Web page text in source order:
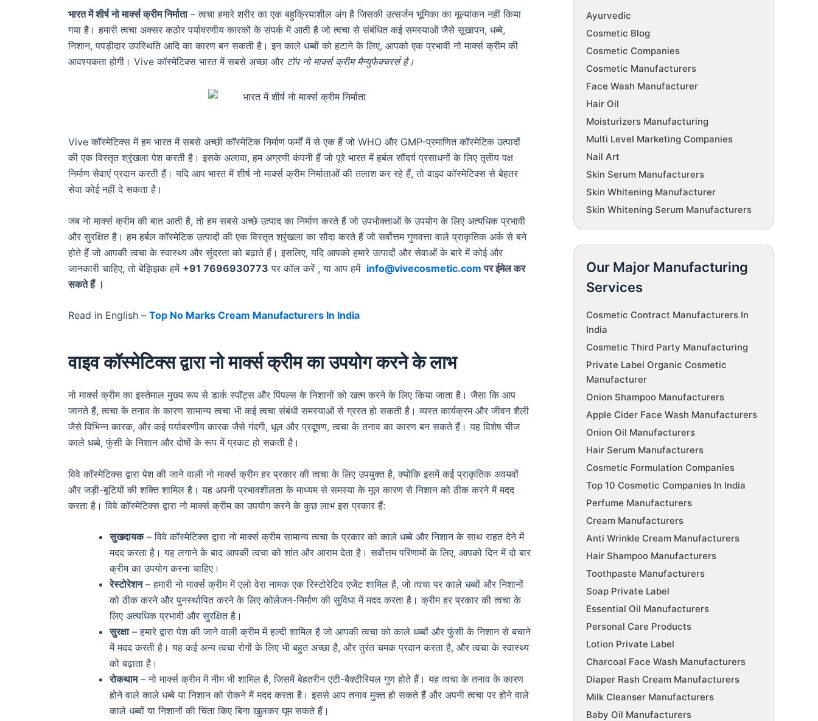
भारत में शीर्ष नो मार्क्स क्रीम निर्माता– त्वचा हमारे शरीर का एक बहुक्रियाशील अंग है जिसकी उत्सर्जन भूमिका का मूल्यांकन नहीं किया
गया है। हमारी त्वचा अक्सर कठोर पर्यावरणीय कारकों के संपर्क में आती है जो त्वचा से संबंधित कई समस्याओं जैसे सूखापन, धब्बे,
निशान, पपड़ीदार उपस्थिति आदि का कारण बन सकती है। इन काले धब्बों को हटाने के लिए, आपको एक प्रभावी नो मार्क्स क्रीम की
आवश्यकता होगी। Vive कॉस्मेटिक्स भारत में सबसे अच्छा और टॉप नो मार्क्स क्रीम मैन्युफैक्चरर्स है।
Vive कॉस्मेटिक्स में हम भारत में सबसे अच्छी कॉस्मेटिक निर्माण फर्मों में से एक हैं जो WHO और GMP-प्रमाणित कॉस्मेटिक उत्पादों
की एक विस्तृत श्रृंखला पेश करती है। इसके अलावा, हम अग्रणी कंपनी हैं जो पूरे भारत में हर्बल सौंदर्य प्रसाधनों के लिए तृतीय पक्ष
निर्माण सेवाएं प्रदान करती हैं। यदि आप भारत में शीर्ष नो मार्क्स क्रीम निर्माताओं की तलाश कर रहे हैं, तो वाइव कॉस्मेटिक्स से बेहतर
सेवा कोई नहीं दे सकता है।
जब नो मार्क्स क्रीम की बात आती है, तो हम सबसे अच्छे उत्पाद का निर्माण करते हैं जो उपभोक्ताओं के उपयोग के लिए अत्यधिक प्रभावी
और सुरक्षित है। हम हर्बल कॉस्मेटिक उत्पादों की एक विस्तृत श्रृंखला का सौदा करते हैं जो सर्वोत्तम गुणवत्ता वाले प्राकृतिक अर्क से बने
होते हैं जो आपकी त्वचा के स्वास्थ्य और सुंदरता को बढ़ाते हैं। इसलिए, यदि आपको हमारे उत्पादों और सेवाओं के बारे में कोई और
जानकारी चाहिए, तो बेझिझक हमें +91 7696930773 पर कॉल करें , या आप हमें info@vivecosmetic.com पर ईमेल कर
सकते हैं ।
Read in English – Top No Marks Cream Manufacturers In India
वाइवकॉस्मेटिक्स द्वारा नो मार्क्स क्रीम का उपयोग करने के लाभ
नो मार्क्स क्रीम का इस्तेमाल मुख्य रूप से डार्क स्पॉट्स और पिंपल्स के निशानों को खत्म करने के लिए किया जाता है। जैसा कि आप
जानते हैं, त्वचा के तनाव के कारण सामान्य त्वचा भी कई त्वचा संबंधी समस्याओं से ग्रस्त हो सकती है। व्यस्त कार्यक्रम और जीवन शैली
जैसे विभिन्न कारक, और कई पर्यावरणीय कारक जैसे गंदगी, धूल और प्रदूषण, त्वचा के तनाव का कारण बन सकते हैं। यह विशेष चीज
काले धब्बे, फुंसी के निशान और दोषों के रूप में प्रकट हो सकती है।
विवे कॉस्मेटिक्स द्वारा पेश की जाने वाली नो मार्क्स क्रीम हर प्रकार की त्वचा के लिए उपयुक्त है, क्योंकि इसमें कई प्राकृतिक अवयवों
और जड़ी-बूटियों की शक्ति शामिल है। यह अपनी प्रभावशीलता के माध्यम से समस्या के मूल कारण से निशान को ठीक करने में मदद
करता है। विवे कॉस्मेटिक्स द्वारा नो मार्क्स क्रीम का उपयोग करने के कुछ लाभ इस प्रकार हैं:
सुखदायक– विवे कॉस्मेटिक्स द्वारा नो मार्क्स क्रीम सामान्य त्वचा के प्रकार को काले धब्बे और निशान के साथ राहत देने में
मदद करता है। यह लगाने के बाद आपकी त्वचा को शांत और आराम देता है। सर्वोत्तम परिणामों के लिए, आपको दिन में दो बार
क्रीम का उपयोग करना चाहिए।
रेस्टोरेशन– हमारी नो मार्क्स क्रीम में एलो वेरा नामक एक रिस्टोरेटिव एजेंट शामिल है, जो त्वचा पर काले धब्बों और निशानों
को ठीक करने और पुनर्स्थापित करने के लिए कोलेजन-निर्माण की सुविधा में मदद करता है। क्रीम हर प्रकार की त्वचा के
लिए अत्यधिक प्रभावी और सुरक्षित है।
सुरक्षा– हमारे द्वारा पेश की जाने वाली क्रीम में हल्दी शामिल है जो आपकी त्वचा को काले धब्बों और फुंसी के निशान से बचाने
में मदद करती है। यह कई अन्य त्वचा रोगों के लिए भी बहुत अच्छा है, और तुरंत चमक प्रदान करता है, और त्वचा के स्वास्थ्य
को बढ़ाता है।
रोकथाम– नो मार्क्स क्रीम में नीम भी शामिल है, जिसमें बेहतरीन एंटी-बैक्टीरियल गुण होते हैं। यह त्वचा के तनाव के कारण
होने वाले काले धब्बे या निशान को रोकने में मदद करता है। इससे आप तनाव मुक्त हो सकते हैं और अपनी त्वचा पर होने वाले
काले धब्बों या निशानों की चिंता किए बिना खुलकर घूम सकते हैं।
Ayurvedic
Cosmetic Blog
Cosmetic Companies
Cosmetic Manufacturers
Face Wash Manufacturer
Hair Oil
Moisturizers Manufacturing
Multi Level Marketing Companies
Nail Art
Skin Serum Manufacturers
Skin Whitening Manufacturer
Skin Whitening Serum Manufacturers
Our Major Manufacturing
Services
Cosmetic Contract Manufacturers In
India
Cosmetic Third Party Manufacturing
Private Label Organic Cosmetic
Manufacturer
Onion Shampoo Manufacturers
Apple Cider Face Wash Manufacturers
Onion Oil Manufacturers
Hair Serum Manufacturers
Cosmetic Formulation Companies
Top 10 Cosmetic Companies In India
Perfume Manufacturers
Cream Manufacturers
Anti Wrinkle Cream Manufacturers
Hair Shampoo Manufacturers
Toothpaste Manufacturers
Soap Private Label
Essential Oil Manufacturers
Personal Care Products
Lotion Private Label
Charcoal Face Wash Manufacturers
Diaper Rash Cream Manufacturers
Milk Cleanser Manufacturers
Baby Oil Manufacturers